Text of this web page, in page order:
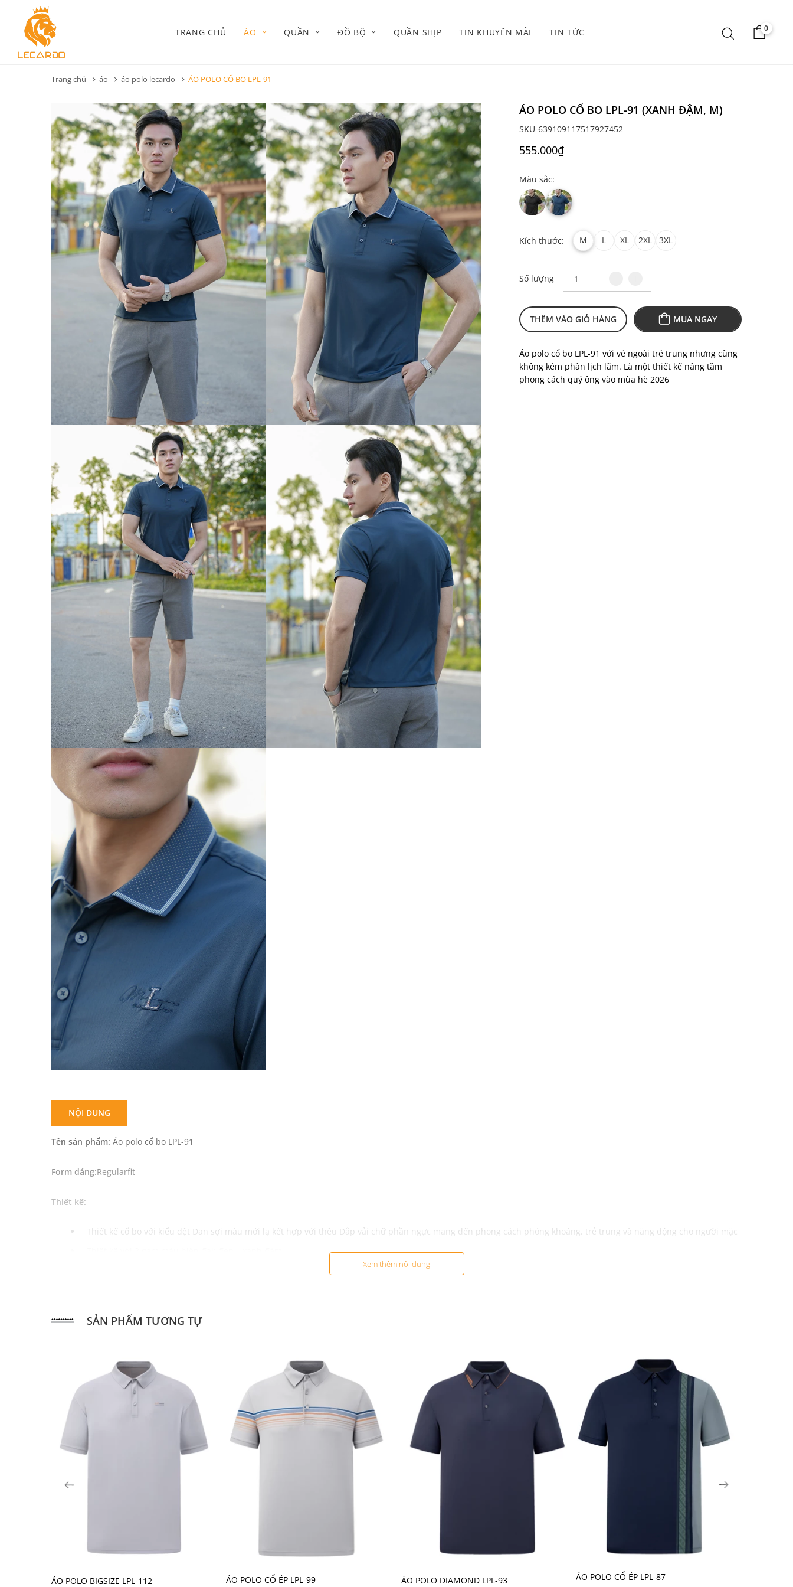
TRANG CHỦ ÁO QUẦN ĐỒ BỘ QUẦN SHỊP TIN KHUYẾN MÃI TIN TỨC 0
Trang chủ áo áo polo lecardo ÁO POLO CỔ BO LPL-91
ÁO POLO CỔ BO LPL-91 (XANH ĐẬM, M)
SKU-639109117517927452
555.000₫
Màu sắc:
Kích thước: M L XL 2XL 3XL
Số lượng
THÊM VÀO GIỎ HÀNG MUA NGAY
Áo polo cổ bo LPL-91 với vẻ ngoài trẻ trung nhưng cũng
không kém phần lịch lãm. Là một thiết kế nâng tầm
phong cách quý ông vào mùa hè 2026
NỘI DUNG
Tên sản phẩm: Áo polo cổ bo LPL-91
Form dáng:Regularfit
Thiết kế:
Thiết kế cổ bo với kiểu dệt Đan sợi màu mới lạ kết hợp với thêu Đắp vải chữ phần ngực mang đến phong cách phóng khoáng, trẻ trung và năng động cho người mặc
85% NL: giúp sản phẩm giữ được độ bền cao, dễ dàng làm sạch và vẫn giữ được phom dáng như ban đầu. Hạn chế nhăn nhàu, nhanh khô và khả năng chống nắng
15% spandex: độ co giãn thoải mái làm cảm giác nhẹ nhàng, dễ chịu cho người mặc
:M/L/XL/2XL/3XL
Xuất xứ: Việt Nam
Hướng dẫn sử dụng:
Xem thêm nội dung
SẢN PHẨM TƯƠNG TỰ
ÁO POLO BIGSIZE LPL-112
ÁO POLO CỔ ÉP LPL-99
ÁO POLO DIAMOND LPL-93
ÁO POLO CỔ ÉP LPL-87